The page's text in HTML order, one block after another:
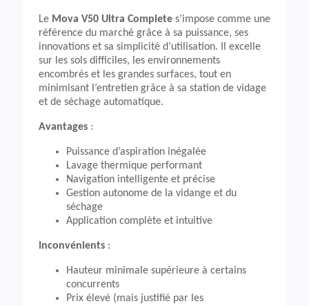
Le Mova V50 Ultra Complete s’impose comme une
référence du marché grâce à sa puissance, ses
innovations et sa simplicité d’utilisation. Il excelle
sur les sols difficiles, les environnements
encombrés et les grandes surfaces, tout en
minimisant l’entretien grâce à sa station de vidage
et de séchage automatique.
Avantages :
Puissance d’aspiration inégalée
Lavage thermique performant
Navigation intelligente et précise
Gestion autonome de la vidange et du
séchage
Application complète et intuitive
Inconvénients :
Hauteur minimale supérieure à certains
concurrents
Prix élevé (mais justifié par les